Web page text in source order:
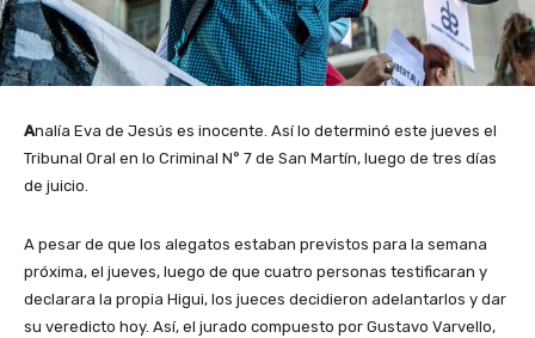
Analía Eva de Jesús es inocente. Así lo determinó este jueves el
Tribunal Oral en lo Criminal N° 7 de San Martín, luego de tres días
de juicio.
A pesar de que los alegatos estaban previstos para la semana
próxima, el jueves, luego de que cuatro personas testificaran y
declarara la propia Higui, los jueces decidieron adelantarlos y dar
su veredicto hoy. Así, el jurado compuesto por Gustavo Varvello,